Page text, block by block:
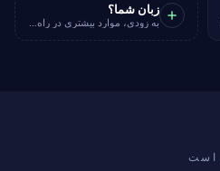
زبان شما؟
به زودی، موارد بیشتری در راه است